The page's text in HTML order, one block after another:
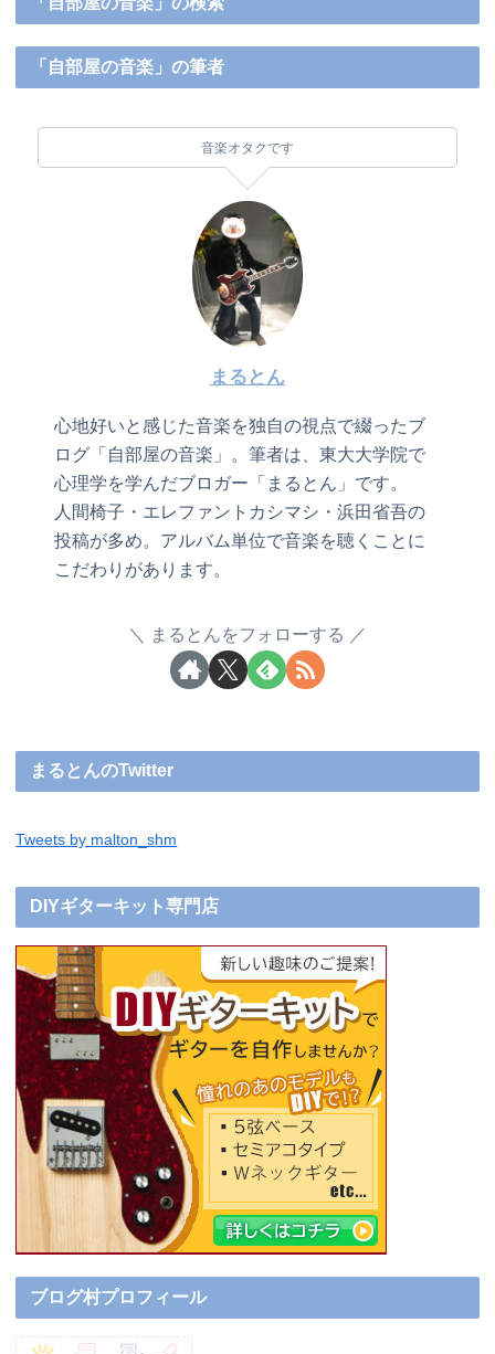
「自部屋の音楽」の筆者
音楽オタクです
まるとん
心地好いと感じた音楽を独自の視点で綴ったブ
ログ「自部屋の音楽」。筆者は、東大大学院で
心理学を学んだブロガー「まるとん」です。
人間椅子・エレファントカシマシ・浜田省吾の
投稿が多め。アルバム単位で音楽を聴くことに
こだわりがあります。
まるとんをフォローする
まるとんのTwitter
Tweets by malton_shm
DIYギターキット専門店
ブログ村プロフィール